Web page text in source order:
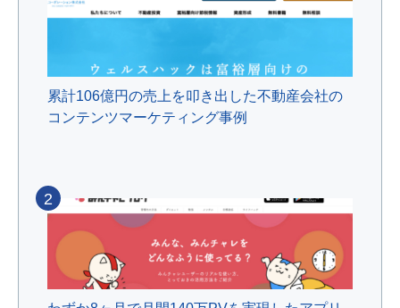
累計106億円の売上を叩き出した不動産会社の
コンテンツマーケティング事例
2